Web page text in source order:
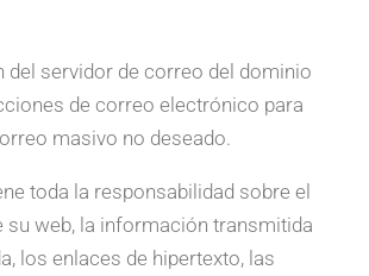
del servidor de correo del dominio
de correo electrónico para
masivo no deseado.
toda la responsabilidad sobre el
su web, la información transmitida
los enlaces de hipertexto, las